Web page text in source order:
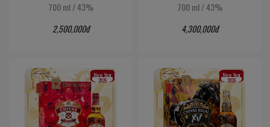
700 ml/43%
2,500,000đ
700 ml/43%
4,300,000đ
New Year
2026
New Year
2026